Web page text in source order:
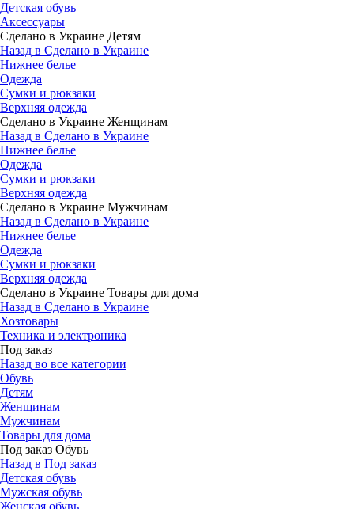
Детская обувь
Аксессуары
Сделано в Украине Детям
Назад в Сделано в Украине
Нижнее белье
Одежда
Сумки и рюкзаки
Верхняя одежда
Сделано в Украине Женщинам
Назад в Сделано в Украине
Нижнее белье
Одежда
Сумки и рюкзаки
Верхняя одежда
Сделано в Украине Мужчинам
Назад в Сделано в Украине
Нижнее белье
Одежда
Сумки и рюкзаки
Верхняя одежда
Сделано в Украине Товары для дома
Назад в Сделано в Украине
Хозтовары
Техника и электроника
Под заказ
Назад во все категории
Обувь
Детям
Женщинам
Мужчинам
Товары для дома
Под заказ Обувь
Назад в Под заказ
Детская обувь
Мужская обувь
Женская обувь